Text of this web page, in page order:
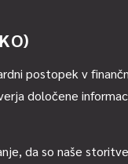
postopek v
določene
da so naše